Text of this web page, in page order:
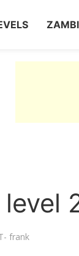
frank